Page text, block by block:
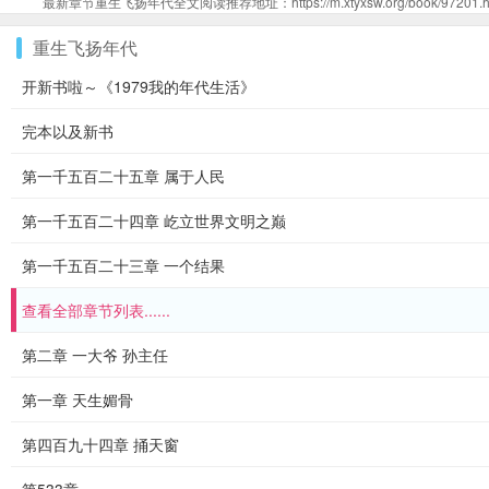
重生飞扬年代
开新书啦～《1979我的年代生活》
完本以及新书
第一千五百二十五章 属于人民
第一千五百二十四章 屹立世界文明之巅
第一千五百二十三章 一个结果
查看全部章节列表......
第二章 一大爷 孙主任
第一章 天生媚骨
第四百九十四章 捅天窗